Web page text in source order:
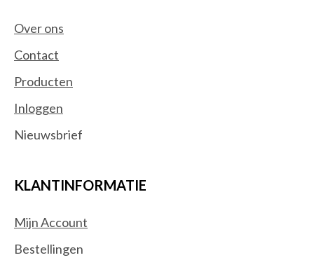
Over ons
Contact
Producten
Inloggen
Nieuwsbrief
KLANTINFORMATIE
Mijn Account
Bestellingen